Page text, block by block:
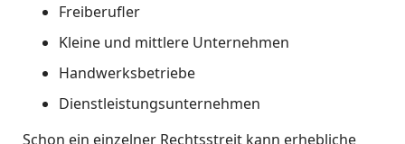
Freiberufler
Kleine und mittlere Unternehmen
Handwerksbetriebe
Dienstleistungsunternehmen
Schon ein einzelner Rechtsstreit kann erhebliche